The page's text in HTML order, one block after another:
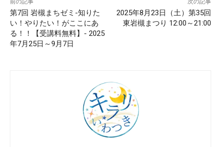
第7回 岩槻まちゼミ-知りた
い！やりたい！がここにあ
る！！【受講料無料】- 2025
年7月25日～9月7日
2025年8月23日（土）第35回
東岩槻まつり 12:00～21:00